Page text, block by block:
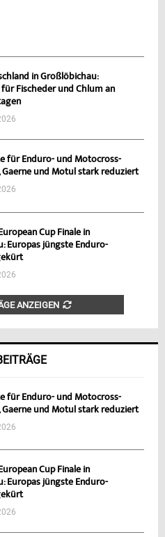
in Großlöbichau:
für Fischeder und Chlum an
für Enduro- und Motocross-
Gaerne und Motul stark reduziert
Cup Finale in
Europas jüngste Enduro-
ANZEIGEN
für Enduro- und Motocross-
Gaerne und Motul stark reduziert
Cup Finale in
Europas jüngste Enduro-